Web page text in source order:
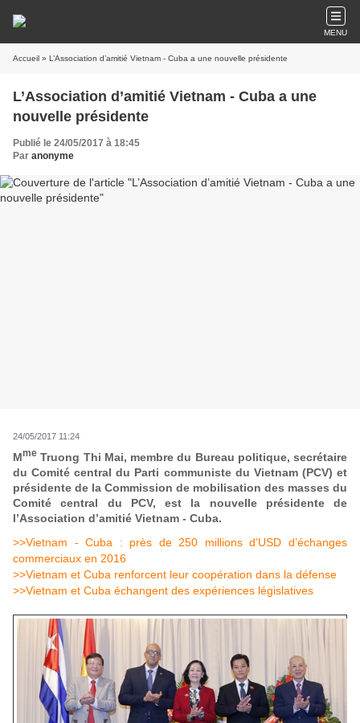
MENU
Accueil » L’Association d’amitié Vietnam - Cuba a une nouvelle présidente
L’Association d’amitié Vietnam - Cuba a une
nouvelle présidente
Publié le 24/05/2017 à 18:45
Par anonyme
24/05/2017 11:24
Mme Truong Thi Mai, membre du Bureau politique, secrétaire
du Comité central du Parti communiste du Vietnam (PCV) et
présidente de la Commission de mobilisation des masses du
Comité central du PCV, est la nouvelle présidente de
l’Association d’amitié Vietnam - Cuba.
>>Vietnam - Cuba : près de 250 millions d’USD d’échanges
commerciaux en 2016
>>Vietnam et Cuba renforcent leur coopération dans la défense
>>Vietnam et Cuba échangent des expériences législatives